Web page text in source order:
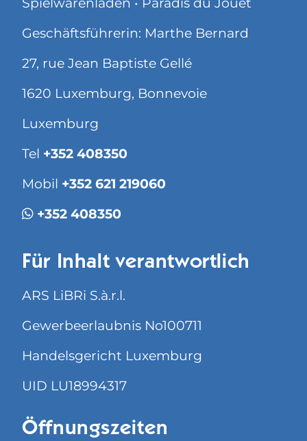
Geschäftsführerin: Marthe Bernard
27, rue Jean Baptiste Gellé
1620 Luxemburg, Bonnevoie
Luxemburg
Tel +352 408350
Mobil +352 621 219060
+352 408350
Für Inhalt verantwortlich
ARS LiBRi S.à.r.l.
Gewerbeerlaubnis No100711
Handelsgericht Luxemburg
UID LU18994317
Öffnungszeiten